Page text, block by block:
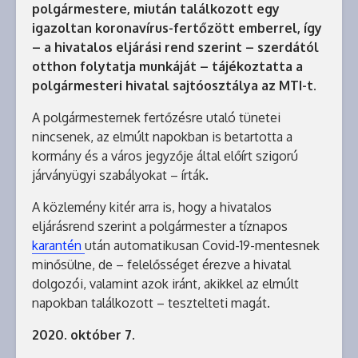
polgármestere, miután találkozott egy
igazoltan koronavírus-fertőzött emberrel, így
– a hivatalos eljárási rend szerint – szerdától
otthon folytatja munkáját – tájékoztatta a
polgármesteri hivatal sajtóosztálya az MTI-t.
A polgármesternek fertőzésre utaló tünetei
nincsenek, az elmúlt napokban is betartotta a
kormány és a város jegyzője által előírt szigorú
járványügyi szabályokat – írták.
A közlemény kitér arra is, hogy a hivatalos
eljárásrend szerint a polgármester a tíznapos
karantén után automatikusan Covid-19-mentesnek
minősülne, de – felelősséget érezve a hivatal
dolgozói, valamint azok iránt, akikkel az elmúlt
napokban találkozott – tesztelteti magát.
2020. október 7.